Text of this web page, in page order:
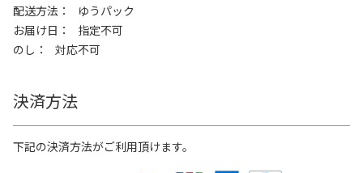
配送方法
ゆうパック
お届け日
指定不可
のし
対応不可
決済方法
下記の決済方法がご利用頂けます。